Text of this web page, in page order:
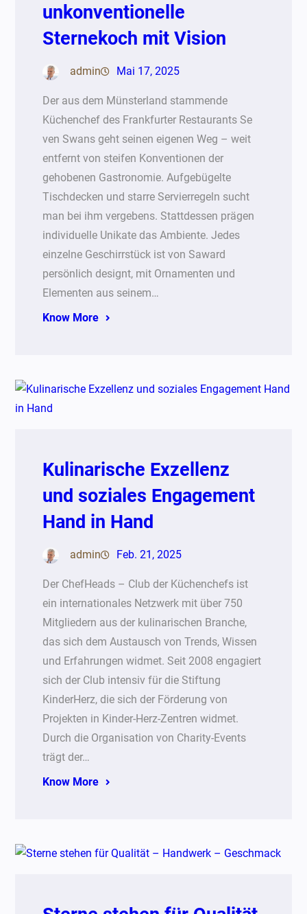
unkonventionelle
Sternekoch mit Vision
admin Mai 17, 2025
Der aus dem Münsterland stammende
Küchenchef des Frankfurter Restaurants Se
ven Swans geht seinen eigenen Weg – weit
entfernt von steifen Konventionen der
gehobenen Gastronomie. Aufgebügelte
Tischdecken und starre Servierregeln sucht
man bei ihm vergebens. Stattdessen prägen
individuelle Unikate das Ambiente. Jedes
einzelne Geschirrstück ist von Saward
persönlich designt, mit Ornamenten und
Elementen aus seinem…
Know More
Kulinarische Exzellenz
und soziales Engagement
Hand in Hand
admin Feb. 21, 2025
Der ChefHeads – Club der Küchenchefs ist
ein internationales Netzwerk mit über 750
Mitgliedern aus der kulinarischen Branche,
das sich dem Austausch von Trends, Wissen
und Erfahrungen widmet. Seit 2008 engagiert
sich der Club intensiv für die Stiftung
KinderHerz, die sich der Förderung von
Projekten in Kinder-Herz-Zentren widmet.
Durch die Organisation von Charity-Events
trägt der…
Know More